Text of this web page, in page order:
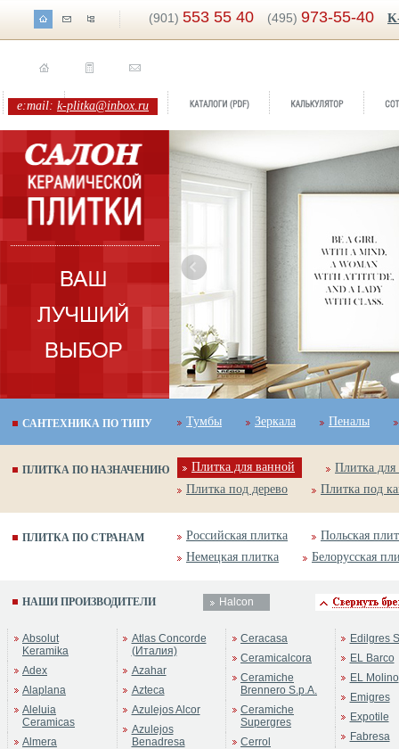
(901) 553 55 40 (495) 973-55-40
e:mail: k-plitka@inbox.ru
Niagara
Бренд:
САНТЕХНИКА ПО ТИПУ Тумбы Зеркала Пеналы
ПЛИТКА ПО НАЗНАЧЕНИЮ Плитка для ванной
Плитка для
Плитка под дерево
Плитка под
ПЛИТКА ПО СТРАНАМ Российская плитка
Польская
Немецкая плитка
Белорусская
НАШИ ПРОИЗВОДИТЕЛИ Halcon
Absolut
Keramika
Adex
Alaplana
Aleluia
Ceramicas
Almera
Atlas Concorde
(Италия)
Azahar
Azteca
Azulejos Alcor
Azulejos
Benadresa
Ceracasa
Ceramicalcora
Ceramiche
Brennero S.p.A.
Ceramiche
Supergres
Cerrol
Edilgres
EL Barco
EL Molino
Emigres
Expotile
Fabresa